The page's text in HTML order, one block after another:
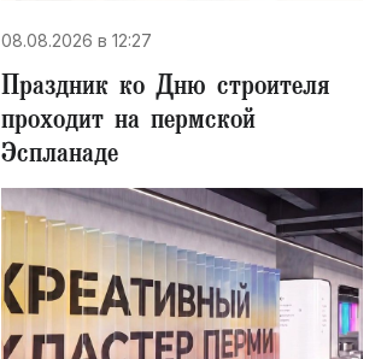
08.08.2026 в 12:27
Праздник ко Дню строителя
проходит на пермской
Эспланаде